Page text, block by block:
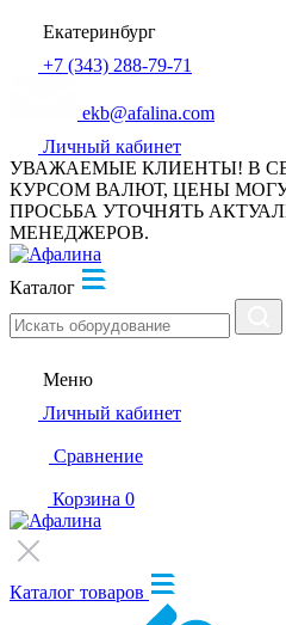
Екатеринбург
+7 (343) 288-79-71
ekb@afalina.com
Личный кабинет
УВАЖАЕМЫЕ КЛИЕНТЫ! В
КУРСОМ ВАЛЮТ, ЦЕНЫ
ПРОСЬБА УТОЧНЯТЬ
МЕНЕДЖЕРОВ.
Каталог
Меню
Личный кабинет
Сравнение
Корзина 0
Каталог товаров